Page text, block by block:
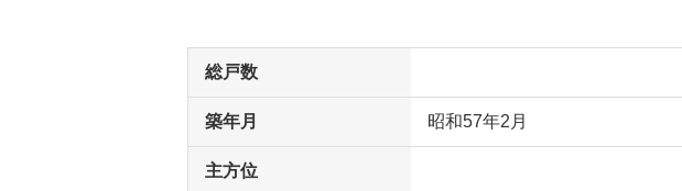
総戸数
築年月 昭和57年2月
主方位